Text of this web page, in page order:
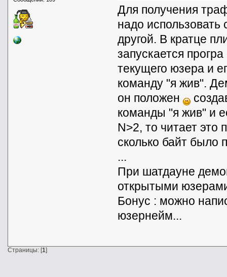
Для получения
надо
другой. В кратце
запускается
текущего юзера и
команду "я жив".
он положен
команды "я жив" и
N>2, то читает это
сколько байт было
...
При шатдауне
открытыми
Бонус : можно
юзернейм...
Страницы: [1]